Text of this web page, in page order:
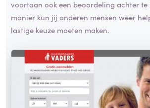
voortaan ook een beoordeling achter te
manier kun jij anderen mensen weer
lastige keuze moeten maken.